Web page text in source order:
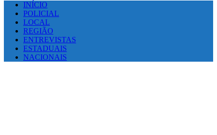
INÍCIO
POLICIAL
LOCAL
REGIÃO
ENTREVISTAS
ESTADUAIS
NACIONAIS